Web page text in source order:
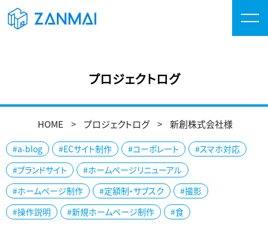
プロジェクトログ
HOME プロジェクトログ 新創株式会社様
#a-blog #ECサイト制作 #コーポレート
#スマホ対応
#ブランドサイト
#ホームページリニューアル
#ホームページ制作
#定額制・サブスク
#撮影
#操作説明
#新規ホームページ制作 #食